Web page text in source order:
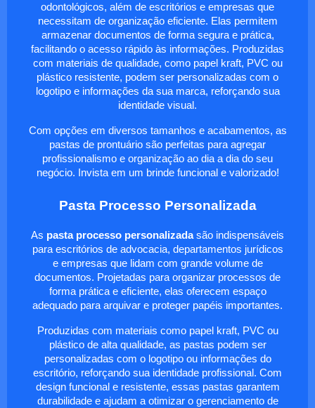
odontológicos, além de escritórios e empresas que
necessitam de organização eficiente. Elas permitem
armazenar documentos de forma segura e prática,
facilitando o acesso rápido às informações. Produzidas
com materiais de qualidade, como papel kraft, PVC ou
plástico resistente, podem ser personalizadas com o
logotipo e informações da sua marca, reforçando sua
identidade visual.
Com opções em diversos tamanhos e acabamentos, as
pastas de prontuário são perfeitas para agregar
profissionalismo e organização ao dia a dia do seu
negócio. Invista em um brinde funcional e valorizado!
Pasta Processo Personalizada
As pasta processo personalizadasão indispensáveis
para escritórios de advocacia, departamentos jurídicos
e empresas que lidam com grande volume de
documentos. Projetadas para organizar processos de
forma prática e eficiente, elas oferecem espaço
adequado para arquivar e proteger papéis importantes.
Produzidas com materiais como papel kraft, PVC ou
plástico de alta qualidade, as pastas podem ser
personalizadas com o logotipo ou informações do
escritório, reforçando sua identidade profissional. Com
design funcional e resistente, essas pastas garantem
durabilidade e ajudam a otimizar o gerenciamento de